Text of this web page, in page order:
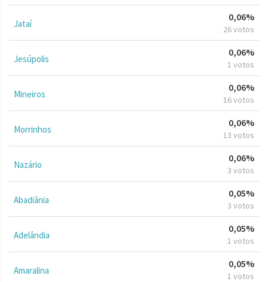
Jataí
0,06%
26 votos
Jesúpolis
0,06%
1 votos
Mineiros
0,06%
16 votos
Morrinhos
0,06%
13 votos
Nazário
0,06%
3 votos
Abadiânia
0,05%
3 votos
Adelândia
0,05%
1 votos
Amaralina
0,05%
1 votos